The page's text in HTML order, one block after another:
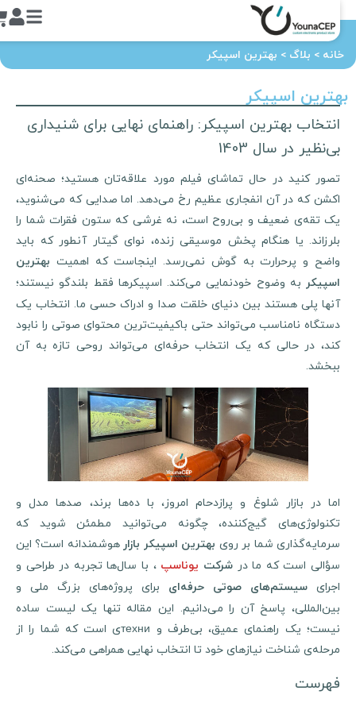
>بلاگ>بهترین اسپیکر
اسپیکر
انتخاب بهترین اسپیکر: راهنمای نهایی برای شنیداری
بی‌نظیر در سال 1403
تصور کنید در حال تماشای فیلم مورد علاقه‌تان هستید؛ صحنه‌ای
اکشن که در آن انفجاری عظیم رخ می‌دهد. اما صدایی که می‌شنوید،
یک تقه‌ی ضعیف و بی‌روح است، نه غرشی که ستون فقرات شما را
بلرزاند. یا هنگام پخش موسیقی زنده، نوای گیتار آنطور که باید
واضح و پرحرارت به گوش نمی‌رسد. اینجاست که اهمیتبهترین
اسپیکربه وضوح خودنمایی می‌کند. اسپیکرها فقط بلندگو نیستند؛
آنها پلی هستند بین دنیای خلقت صدا و ادراک حسی ما. انتخاب یک
دستگاه نامناسب می‌تواند حتی باکیفیت‌ترین محتوای صوتی را نابود
کند، در حالی که یک انتخاب حرفه‌ای می‌تواند روحی تازه به آن
ببخشد.
اما در بازار شلوغ و پرازدحام امروز، با ده‌ها برند، صدها مدل و
تکنولوژی‌های گیج‌کننده، چگونه می‌توانید مطمئن شوید که
سرمایه‌گذاری شما بر رویبهترین اسپیکر بازار هوشمندانه است؟ این
سؤالی است که ما در شرکتیوناسپ، با سال‌ها تجربه در طراحی و
اجرایسیستم‌های صوتی حرفه‌ایبرای پروژه‌های بزرگ ملی و
بین‌المللی، پاسخ آن را می‌دانیم. این مقاله تنها یک لیست ساده
نیست؛ یک راهنمای عمیق، بی‌طرف و техниی است که شما را از
مرحله‌ی شناخت نیازهای خود تا انتخاب نهایی همراهی می‌کند.
فهرست